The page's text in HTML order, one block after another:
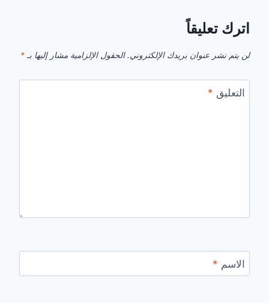
اترك تعليقاً
لن يتم نشر عنوان بريدك الإلكتروني. الحقول الإلزامية مشار إليها بـ *
التعليق *
الاسم *